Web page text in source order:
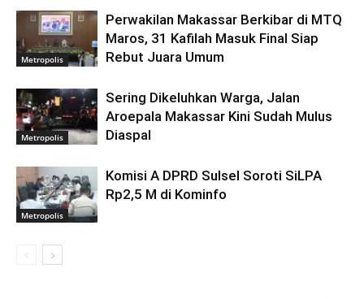
Metropolis
Perwakilan Makassar Berkibar di MTQ
Maros, 31 Kafilah Masuk Final Siap
Rebut Juara Umum
Metropolis
Sering Dikeluhkan Warga, Jalan
Aroepala Makassar Kini Sudah Mulus
Diaspal
Metropolis
Komisi A DPRD Sulsel Soroti SiLPA
Rp2,5 M di Kominfo